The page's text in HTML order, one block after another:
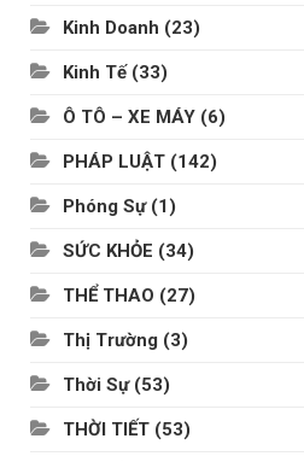
Kinh Doanh (23)
Kinh Tế (33)
Ô TÔ – XE MÁY (6)
PHÁP LUẬT (142)
Phóng Sự(1)
SỨC KHỎE (34)
THỂ THAO (27)
Thị Trường (3)
Thời Sự(53)
THỜI TIẾT (53)